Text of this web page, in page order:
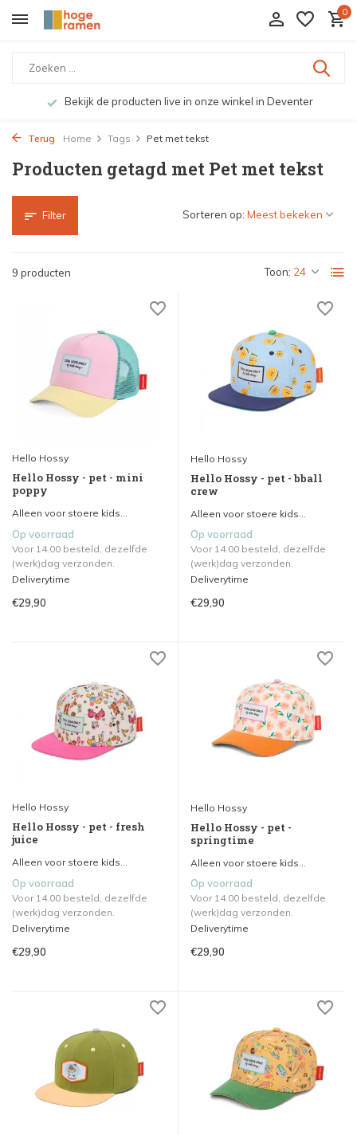
0
Bekijk de producten live in onze winkel in Deventer
Terug Home Tags Pet met tekst
Producten getagd met Pet met tekst
Filter
9 producten Toon:
Sorteren op:
Hello Hossy
Hello Hossy - pet - mini
poppy
Alleen voor stoere kids...
Op voorraad
Voor 14.00 besteld, dezelfde
(werk)dag verzonden.
Deliverytime
€29,90
Hello Hossy
Hello Hossy - pet - bball
crew
Alleen voor stoere kids...
Op voorraad
Voor 14.00 besteld, dezelfde
(werk)dag verzonden.
Deliverytime
€29,90
Hello Hossy
Hello Hossy - pet - fresh
juice
Alleen voor stoere kids...
Op voorraad
Voor 14.00 besteld, dezelfde
(werk)dag verzonden.
Deliverytime
€29,90
Hello Hossy
Hello Hossy - pet -
springtime
Alleen voor stoere kids...
Op voorraad
Voor 14.00 besteld, dezelfde
(werk)dag verzonden.
Deliverytime
€29,90